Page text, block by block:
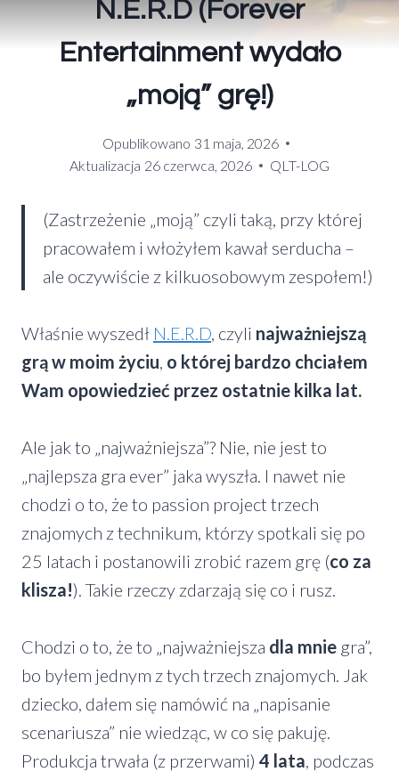
N.E.R.D (Forever
Entertainment wydało
„moją” grę!)
Opublikowano 31 maja, 2026
Aktualizacja 26 czerwca, 2026 QLT-LOG
(Zastrzeżenie „moją” czyli taką, przy której
pracowałem i włożyłem kawał serducha –
ale oczywiście z kilkuosobowym zespołem!)
Właśnie wyszedł N.E.R.D, czyli najważniejszą
grą w moim życiu, o której bardzo chciałem
Wam opowiedzieć przez ostatnie kilka lat.
Ale jak to „najważniejsza”? Nie, nie jest to
„najlepsza gra ever” jaka wyszła. I nawet nie
chodzi o to, że to passion project trzech
znajomych z technikum, którzy spotkali się po
25 latach i postanowili zrobić razem grę (co za
klisza!). Takie rzeczy zdarzają się co i rusz.
Chodzi o to, że to „najważniejsza dla mnie gra”,
bo byłem jednym z tych trzech znajomych. Jak
dziecko, dałem się namówić na „napisanie
scenariusza” nie wiedząc, w co się pakuję.
Produkcja trwała (z przerwami) 4 lata, podczas